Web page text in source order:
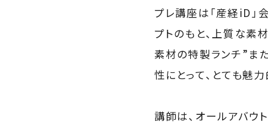
プレ講座は「産経iD」
プトのもと、上質な素
素材の特製ランチ”ま
性にとって、とても魅
講師は、オールアバウ